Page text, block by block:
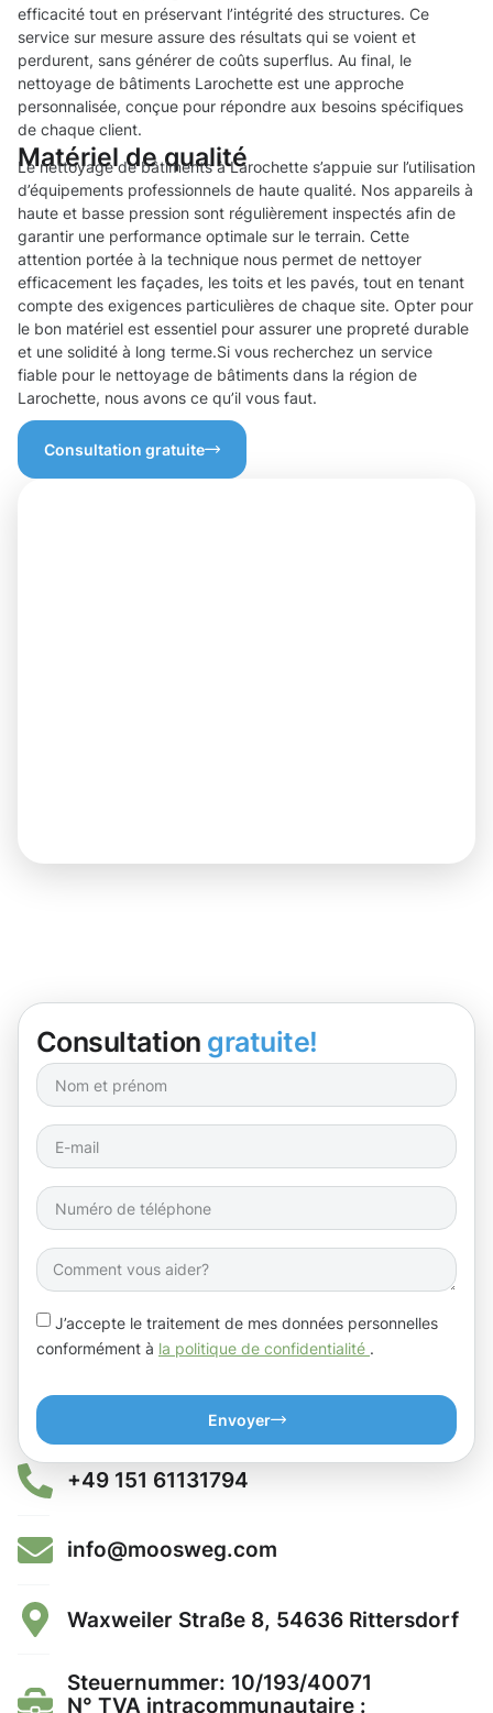
efficacité tout en préservant l’intégrité des structures. Ce
service sur mesure assure des résultats qui se voient et
perdurent, sans générer de coûts superflus. Au final, le
nettoyage de bâtiments Larochette est une approche
personnalisée, conçue pour répondre aux besoins spécifiques
de chaque client.
Matériel de qualité
Le nettoyage de bâtiments à Larochette s’appuie sur l’utilisation
d’équipements professionnels de haute qualité. Nos appareils à
haute et basse pression sont régulièrement inspectés afin de
garantir une performance optimale sur le terrain. Cette
attention portée à la technique nous permet de nettoyer
efficacement les façades, les toits et les pavés, tout en tenant
compte des exigences particulières de chaque site. Opter pour
le bon matériel est essentiel pour assurer une propreté durable
et une solidité à long terme.Si vous recherchez un service
fiable pour le nettoyage de bâtiments dans la région de
Larochette, nous avons ce qu’il vous faut.
Consultation gratuite
Consultation gratuite!
J’accepte le traitement de mes données personnelles
conformément à la politique de confidentialité .
Envoyer
+49 151 61131794
info@moosweg.com
Waxweiler Straße 8, 54636 Rittersdorf
Steuernummer: 10/193/40071
N° TVA intracommunautaire :